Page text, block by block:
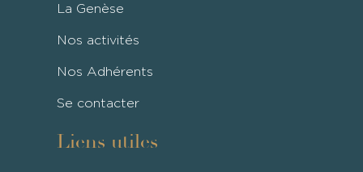
La Genèse
Nos activités
Nos Adhérents
Se contacter
Liens utiles